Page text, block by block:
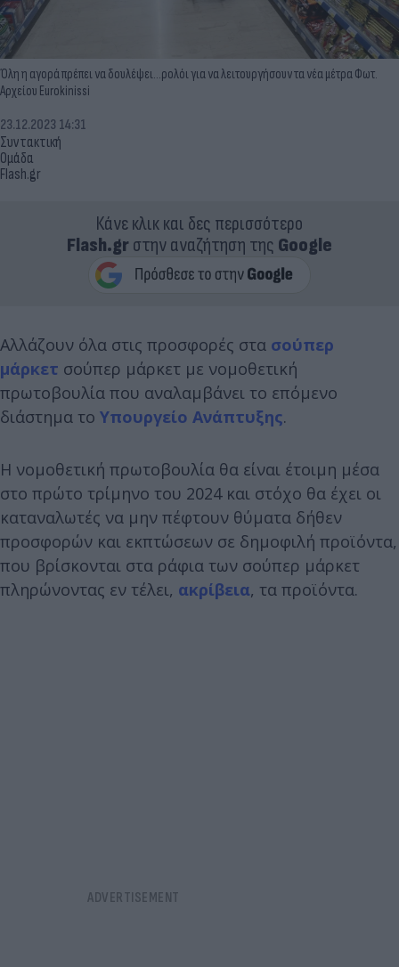
Όλη η αγορά πρέπει να δουλέψει...ρολόι για να λειτουργήσουν τα νέα μέτρα Φωτ.
Αρχείου Eurokinissi
Συντακτική
Ομάδα
Flash.gr
23.12.2023 14:31
Κάνε κλικ και δες περισσότερο
Flash.grστην αναζήτηση της Google
Αλλάζουν όλα στις προσφορές στα σούπερ
μάρκετ σούπερ μάρκετ με νομοθετική
πρωτοβουλία που αναλαμβάνει το επόμενο
διάστημα το Υπουργείο Ανάπτυξης.
Η νομοθετική πρωτοβουλία θα είναι έτοιμη μέσα
στο πρώτο τρίμηνο του 2024 και στόχο θα έχει οι
καταναλωτές να μην πέφτουν θύματα δήθεν
προσφορών και εκπτώσεων σε δημοφιλή προϊόντα,
που βρίσκονται στα ράφια των σούπερ μάρκετ
πληρώνοντας εν τέλει, ακρίβεια, τα προϊόντα.